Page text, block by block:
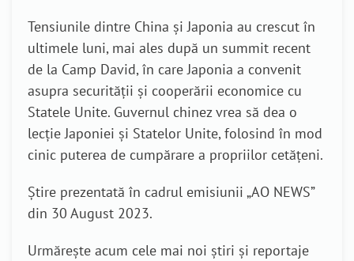
Tensiunile dintre China și Japonia au crescut în
ultimele luni, mai ales după un summit recent
de la Camp David, în care Japonia a convenit
asupra securității și cooperării economice cu
Statele Unite. Guvernul chinez vrea să dea o
lecție Japoniei și Statelor Unite, folosind în mod
cinic puterea de cumpărare a propriilor cetățeni.
Știre prezentată în cadrul emisiunii „AO NEWS”
din 30 August 2023.
Urmărește acum cele mai noi știri și reportaje